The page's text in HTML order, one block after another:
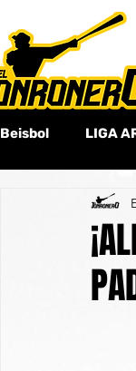
Beisbol LIGA
Beisbol